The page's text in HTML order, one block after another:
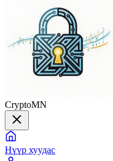
CryptoMN
Нүүр хуудас